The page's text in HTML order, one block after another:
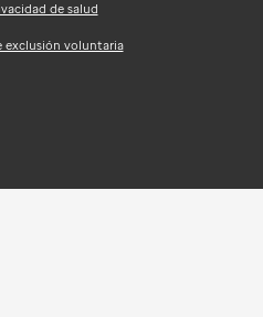
de salud
exclusión voluntaria